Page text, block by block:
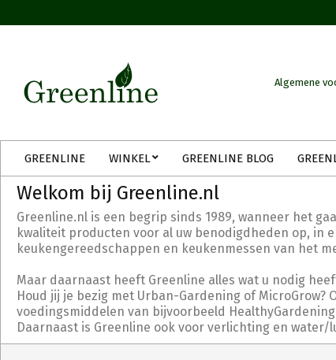
to
Algemene
Menu
GREENLINE WINKEL GREENLINE BLOG
Welkom bij Greenline.nl
Greenline.nl is een begrip sinds 1989, wanneer het
kwaliteit producten voor al uw benodigdheden op, in
keukengereedschappen en keukenmessen van het
Maar daarnaast heeft Greenline alles wat u nodig
Houd jij je bezig met Urban-Gardening of
voedingsmiddelen van bijvoorbeeld
Daarnaast is Greenline ook voor verlichting en